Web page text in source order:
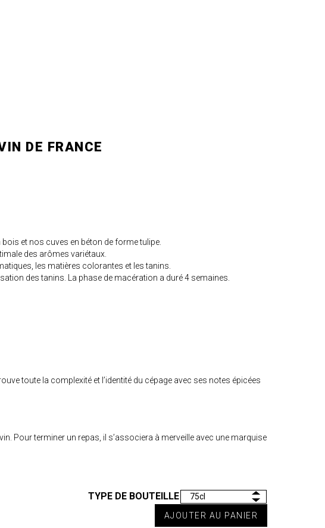
DE FRANCE
et nos cuves en béton de forme tulipe.
des arômes variétaux.
les matières colorantes et les tanins.
des tanins. La phase de macération a duré 4 semaines.
toute la complexité et l’identité du cépage avec ses notes épicées
Pour terminer un repas, il s’associera à merveille avec une marquise
TYPE DE BOUTEILLE
AJOUTER AU PANIER